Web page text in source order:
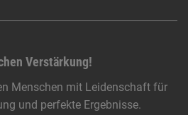
Verstärkung!
Menschen mit Leidenschaft für
und perfekte Ergebnisse.